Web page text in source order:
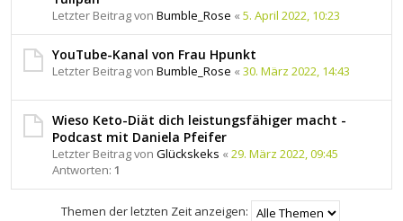
Letzter Beitrag von Bumble_Rose « 5. April 2022, 10:23
YouTube-Kanal von Frau Hpunkt
Letzter Beitrag von Bumble_Rose « 30. März 2022, 14:43
Wieso Keto-Diät dich leistungsfähiger macht -
Podcast mit Daniela Pfeifer
Letzter Beitrag von Glückskeks « 29. März 2022, 09:45
Antworten: 1
Themen der letzten Zeit anzeigen: